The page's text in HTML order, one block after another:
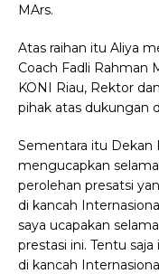
MArs.
Atas raihan itu Aliya
Coach Fadli Rahman
KONI Riau, Rektor
pihak atas dukungan
Sementara itu Dekan
mengucapkan
perolehan presatsi
di kancah
saya ucapakan
prestasi ini. Tentu
di kancah